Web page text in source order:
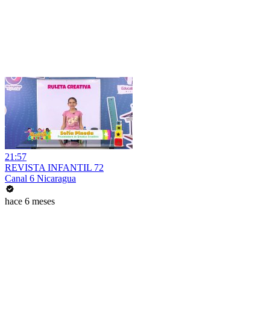
21:57
REVISTA INFANTIL 72
Canal 6 Nicaragua
hace 6 meses